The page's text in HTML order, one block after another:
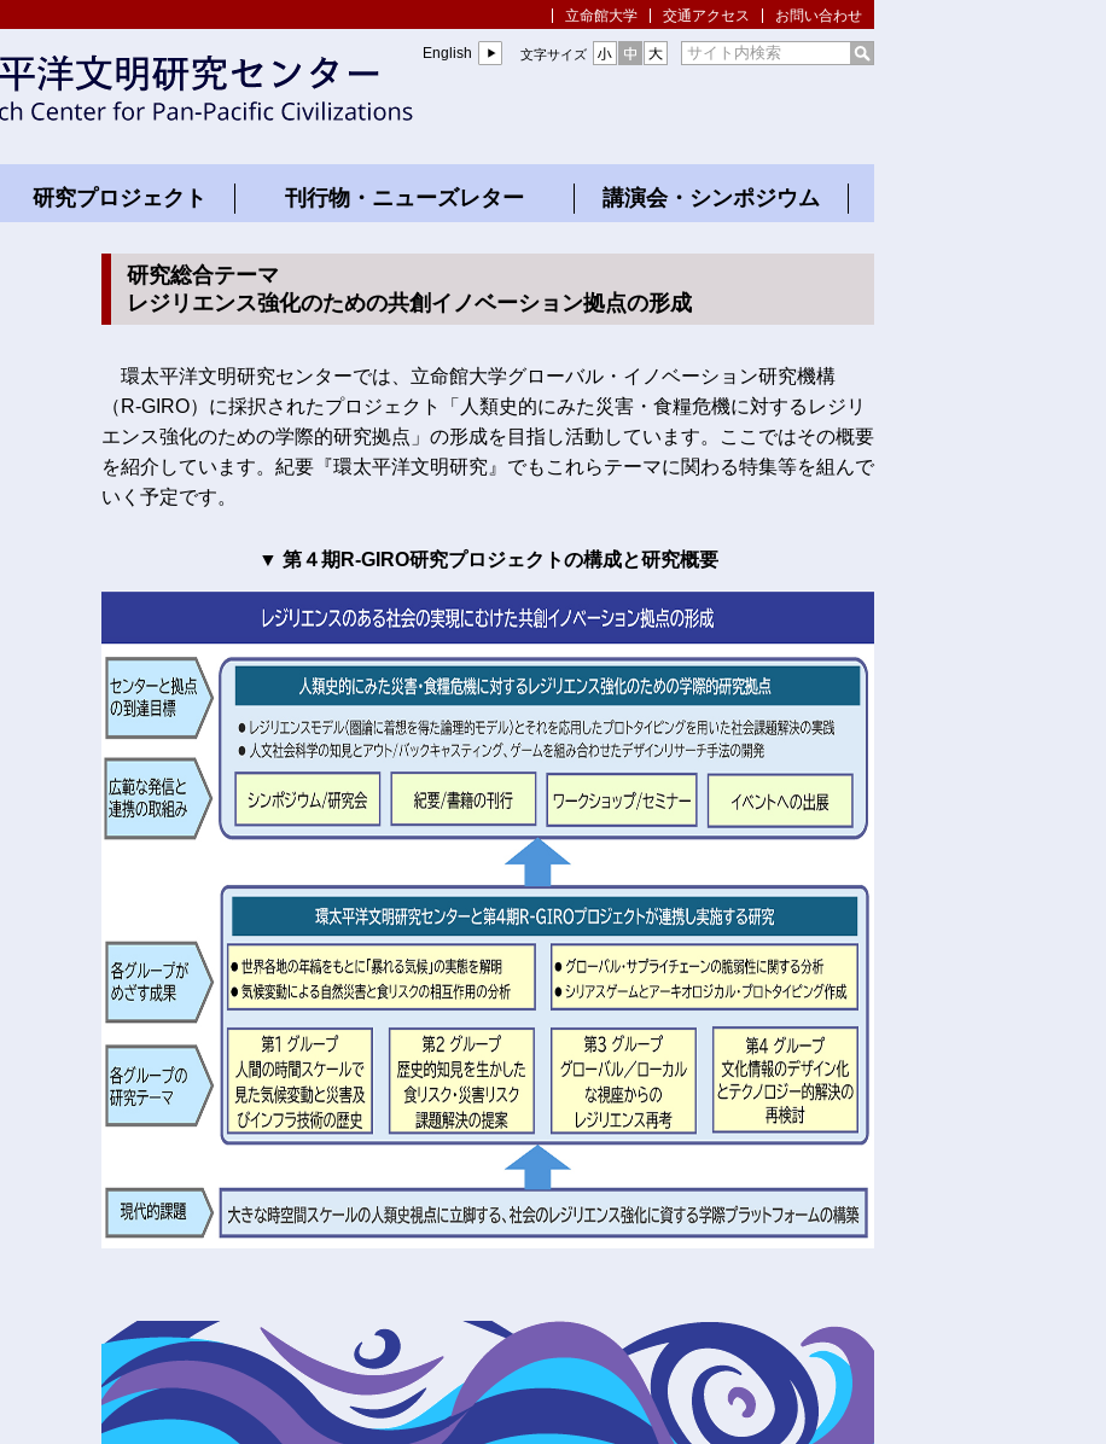
立命館大学 交通アクセス お問い合わせ
研究プロジェクト 刊行物・ニューズレター 講演会・シンポジウム
English 文字サイズ
研究総合テーマ
レジリエンス強化のための共創イノベーション拠点の形成
環太平洋文明研究センターでは、立命館大学グローバル・イノベーション研究機構
（R-GIRO）に採択されたプロジェクト「人類史的にみた災害・食糧危機に対するレジリ
エンス強化のための学際的研究拠点」の形成を目指し活動しています。ここではその概要
を紹介しています。紀要『環太平洋文明研究』でもこれらテーマに関わる特集等を組んで
いく予定です。
▼ 第４期R-GIRO研究プロジェクトの構成と研究概要